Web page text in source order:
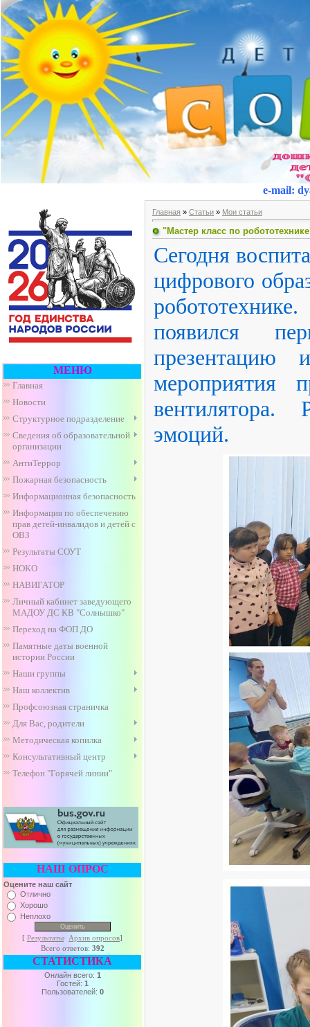
e-mail:
МЕНЮ
Главная
Новости
Структурное подразделение
Сведения об образовательной
организации
АнтиТеррор
Пожарная безопасность
Информационная безопасность
Информация по обеспечению
прав детей-инвалидов и детей с
ОВЗ
Результаты СОУТ
НОКО
НАВИГАТОР
Личный кабинет заведующего
МАДОУ ДС КВ "Солнышко"
Переход на ФОП ДО
Памятные даты военной
истории России
Наши группы
Наш коллектив
Профсоюзная страничка
Для Вас, родители
Методическая копилка
Консультативный центр
Телефон "Горячей линии"
НАШ ОПРОС
Оцените наш сайт
Отлично
Хорошо
Неплохо
[ Результаты· Архив опросов]
Всего ответов: 392
СТАТИСТИКА
Онлайн всего: 1
Гостей: 1
Пользователей: 0
Главная » Статьи » Мои статьи
"Мастер класс по
Сегодня
цифрового
появился
мероприятия
вентилятора.
эмоций.